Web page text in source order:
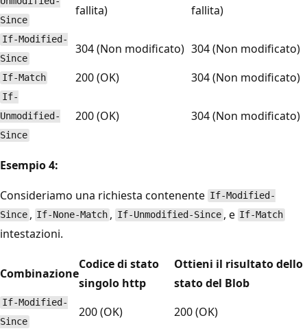
Since
fallita)
fallita)
If-Modified-
Since
304 (Non modificato) 304 (Non modificato)
If-Match 200 (OK) 304 (Non modificato)
If-
Unmodified-
Since
200 (OK) 304 (Non modificato)
Esempio 4:
Consideriamo una richiesta contenente If-Modified-
Since , If-None-Match , If-Unmodified-Since , e If-Match
intestazioni.
Combinazione
Codice di stato
singolo http
Ottieni il risultato dello
stato del Blob
If-Modified-
Since
200 (OK) 200 (OK)